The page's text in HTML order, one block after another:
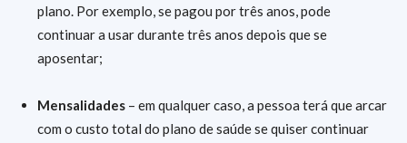
plano. Por exemplo, se pagou por três anos, pode
continuar a usar durante três anos depois que se
aposentar;
Mensalidades – em qualquer caso, a pessoa terá que arcar
com o custo total do plano de saúde se quiser continuar